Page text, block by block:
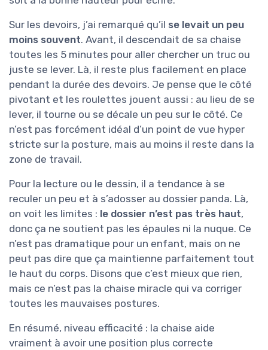
Sur les devoirs, j’ai remarqué qu’il se levait un peu
moins souvent. Avant, il descendait de sa chaise
toutes les 5 minutes pour aller chercher un truc ou
juste se lever. Là, il reste plus facilement en place
pendant la durée des devoirs. Je pense que le côté
pivotant et les roulettes jouent aussi : au lieu de se
lever, il tourne ou se décale un peu sur le côté. Ce
n’est pas forcément idéal d’un point de vue hyper
stricte sur la posture, mais au moins il reste dans la
zone de travail.
Pour la lecture ou le dessin, il a tendance à se
reculer un peu et à s’adosser au dossier panda. Là,
on voit les limites : le dossier n’est pas très haut,
donc ça ne soutient pas les épaules ni la nuque. Ce
n’est pas dramatique pour un enfant, mais on ne
peut pas dire que ça maintienne parfaitement tout
le haut du corps. Disons que c’est mieux que rien,
mais ce n’est pas la chaise miracle qui va corriger
toutes les mauvaises postures.
En résumé, niveau efficacité : la chaise aide
vraiment à avoir une position plus correcte